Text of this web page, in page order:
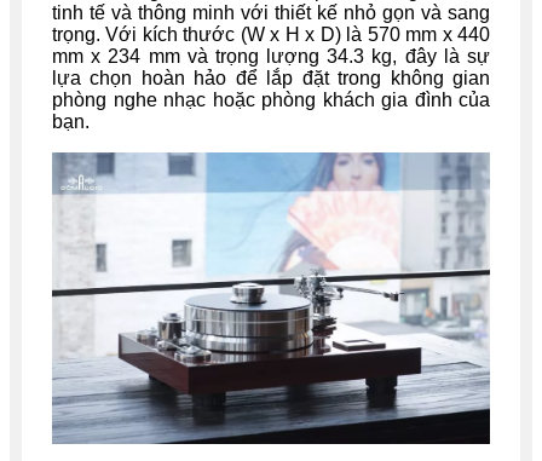
tinh tế và thông minh với thiết kế nhỏ gọn và sang
trọng. Với kích thước (W x H x D) là 570 mm x 440
mm x 234 mm và trọng lượng 34.3 kg, đây là sự
lựa chọn hoàn hảo để lắp đặt trong không gian
phòng nghe nhạc hoặc phòng khách gia đình của
bạn.